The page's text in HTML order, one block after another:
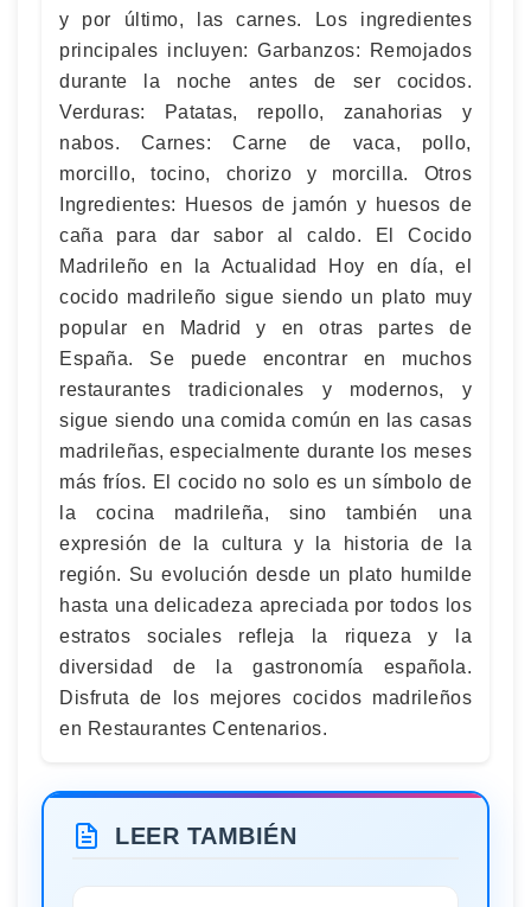
y por último, las carnes. Los ingredientes
principales incluyen: Garbanzos: Remojados
durante la noche antes de ser cocidos.
Verduras: Patatas, repollo, zanahorias y
nabos. Carnes: Carne de vaca, pollo,
morcillo, tocino, chorizo y morcilla. Otros
Ingredientes: Huesos de jamón y huesos de
caña para dar sabor al caldo. El Cocido
Madrileño en la Actualidad Hoy en día, el
cocido madrileño sigue siendo un plato muy
popular en Madrid y en otras partes de
España. Se puede encontrar en muchos
restaurantes tradicionales y modernos, y
sigue siendo una comida común en las casas
madrileñas, especialmente durante los meses
más fríos. El cocido no solo es un símbolo de
la cocina madrileña, sino también una
expresión de la cultura y la historia de la
región. Su evolución desde un plato humilde
hasta una delicadeza apreciada por todos los
estratos sociales refleja la riqueza y la
diversidad de la gastronomía española.
Disfruta de los mejores cocidos madrileños
en Restaurantes Centenarios.
LEER TAMBIÉN